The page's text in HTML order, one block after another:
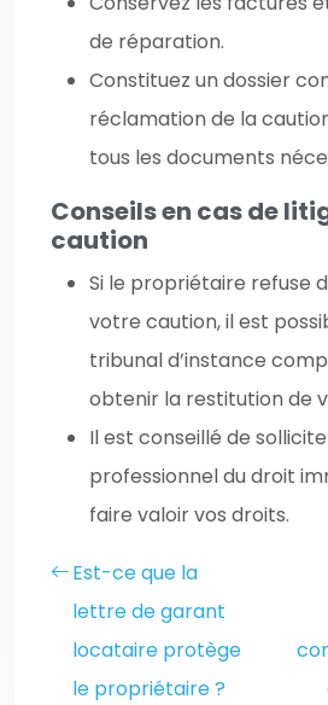
de réparation.
Constituez un dossier
réclamation de la
tous les documents
Conseils en cas de
caution
Si le propriétaire refuse
votre caution, il est
tribunal d’instance
obtenir la restitution de
Il est conseillé de
professionnel du droit
faire valoir vos droits.
Est-ce que la
lettre de garant
locataire protège
le propriétaire ?